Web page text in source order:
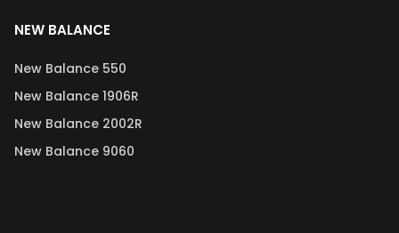
NEW BALANCE
New Balance 550
New Balance 1906R
New Balance 2002R
New Balance 9060